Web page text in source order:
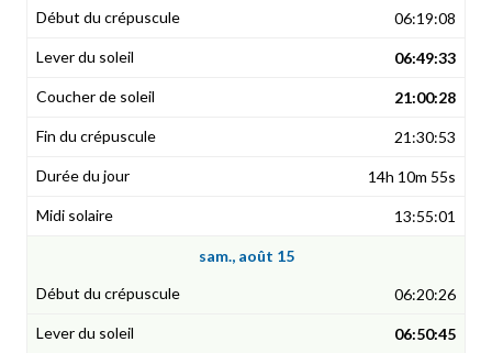
06:19:08
06:49:33
21:00:28
21:30:53
14h 10m 55s
13:55:01
sam., août 15
06:20:26
06:50:45